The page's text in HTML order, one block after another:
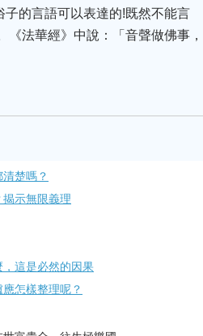
的言語可以表達的!既然不能言
法華經》中說：「音聲做佛事，
楚嗎？
示無限義理
這是必然的因果
怎樣整理呢？